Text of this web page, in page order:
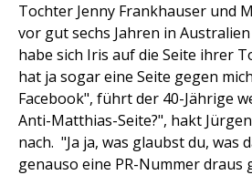
Tochter Jenny Frankhauser und
vor gut sechs Jahren in
habe sich Iris auf die Seite ihrer
hat ja sogar eine Seite gegen
Facebook", führt der 40-Jährige
Anti-Matthias-Seite?", hakt
nach. "Ja ja, was glaubst du, was
genauso eine PR-Nummer draus